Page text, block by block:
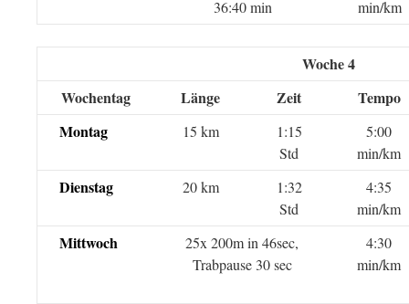
36:40 min
min/km
Woche 4
Wochentag
Länge Zeit
Tempo
Montag
15 km
1:15
Std
5:00
min/km
Dienstag 20 km
1:32
Std
4:35
min/km
Mittwoch
25x 200m in 46sec,
Trabpause 30 sec
4:30
min/km